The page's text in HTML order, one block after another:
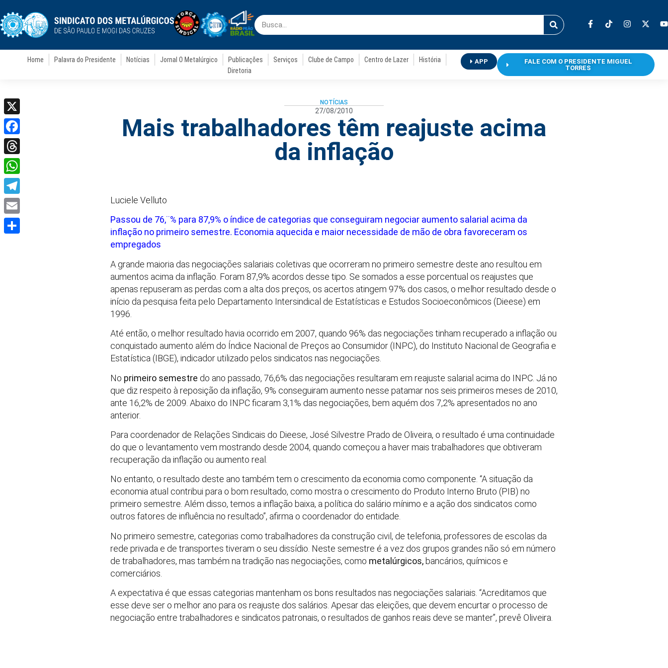
Home Palavra do Presidente Notícias Jornal O Metalúrgico Publicações Serviços Clube de Campo Centro de Lazer
História
Diretoria
APP
FALE COM O PRESIDENTE MIGUEL
TORRES
NOTÍCIAS
27/08/2010
Mais trabalhadores têm reajuste acima
da inflação
Luciele Velluto
Passou de 76,¨% para 87,9% o índice de categorias que conseguiram negociar aumento salarial acima da
inflação no primeiro semestre. Economia aquecida e maior necessidade de mão de obra favoreceram os
empregados
A grande maioria das negociações salariais coletivas que ocorreram no primeiro semestre deste ano resultou em
aumentos acima da inflação. Foram 87,9% acordos desse tipo. Se somados a esse porcentual os reajustes que
apenas repuseram as perdas com a alta dos preços, os acertos atingem 97% dos casos, o melhor resultado desde o
início da pesquisa feita pelo Departamento Intersindical de Estatísticas e Estudos Socioeconômicos (Dieese) em
1996.
Até então, o melhor resultado havia ocorrido em 2007, quando 96% das negociações tinham recuperado a inflação ou
conquistado aumento além do Índice Nacional de Preços ao Consumidor (INPC), do Instituto Nacional de Geografia e
Estatística (IBGE), indicador utilizado pelos sindicatos nas negociações.
No primeiro semestre do ano passado, 76,6% das negociações resultaram em reajuste salarial acima do INPC. Já no
que diz respeito à reposição da inflação, 9% conseguiram aumento nesse patamar nos seis primeiros meses de 2010,
ante 16,2% de 2009. Abaixo do INPC ficaram 3,1% das negociações, bem aquém dos 7,2% apresentados no ano
anterior.
Para coordenador de Relações Sindicais do Dieese, José Silvestre Prado de Oliveira, o resultado é uma continuidade
do que o levantamento vem mostrando desde 2004, quando começou a haver mais trabalhadores que obtiveram
recuperação da inflação ou aumento real.
No entanto, o resultado deste ano também tem o crescimento da economia como componente. “A situação da
economia atual contribui para o bom resultado, como mostra o crescimento do Produto Interno Bruto (PIB) no
primeiro semestre. Além disso, temos a inflação baixa, a política do salário mínimo e a ação dos sindicatos como
outros fatores de influência no resultado”, afirma o coordenador do entidade.
No primeiro semestre, categorias como trabalhadores da construção civil, de telefonia, professores de escolas da
rede privada e de transportes tiveram o seu dissídio. Neste semestre é a vez dos grupos grandes não só em número
de trabalhadores, mas também na tradição nas negociações, como metalúrgicos,bancários, químicos e
comerciários.
A expectativa é que essas categorias mantenham os bons resultados nas negociações salariais. “Acreditamos que
esse deve ser o melhor ano para os reajuste dos salários. Apesar das eleições, que devem encurtar o processo de
negociação entre trabalhadores e sindicatos patronais, o resultados de ganhos reais deve se manter”, prevê Oliveira.
X
Facebook
Threads
WhatsApp
Telegram
Email